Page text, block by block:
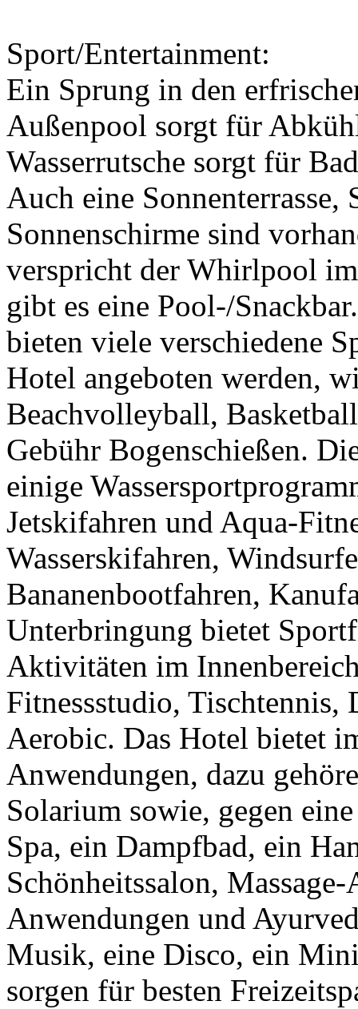
Sport/Entertainment:
Ein Sprung in den
Außenpool sorgt für
Wasserrutsche sorgt für
Auch eine Sonnenterrasse,
Sonnenschirme sind
verspricht der Whirlpool
gibt es eine Pool-/
bieten viele verschiedene
Hotel angeboten werden,
Beachvolleyball,
Gebühr Bogenschießen.
einige
Jetskifahren und Aqua-
Wasserskifahren,
Bananenbootfahren,
Unterbringung bietet
Aktivitäten im
Fitnessstudio, Tischtennis,
Aerobic. Das Hotel bietet
Anwendungen, dazu
Solarium sowie, gegen
Spa, ein Dampfbad, ein
Schönheitssalon,
Anwendungen und
Musik, eine Disco, ein
sorgen für besten